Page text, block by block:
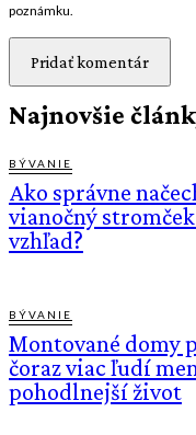
poznámku.
Najnovšie
BÝVANIE
Ako správne
vianočný
vzhľad?
BÝVANIE
Montované domy
čoraz viac ľudí
pohodlnejší život